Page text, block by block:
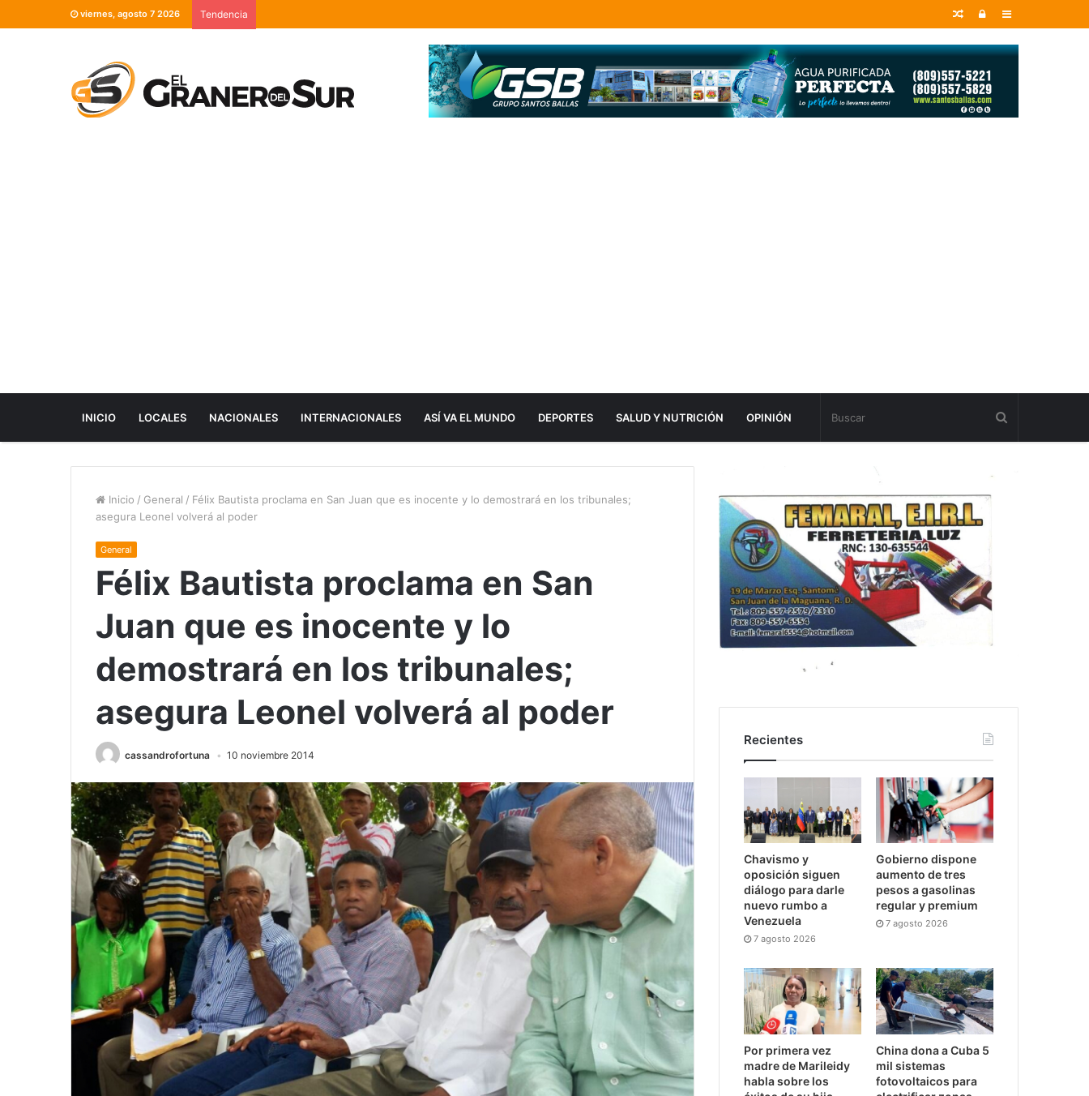
viernes, agosto 7 2026 Tendencia Sidebar
Entrar
Random
INICIO LOCALES NACIONALES INTERNACIONALES ASÍ VA EL MUNDO DEPORTES SALUD Y NUTRICIÓN OPINIÓN
Inicio / General / Félix Bautista proclama en San Juan que es inocente y lo demostrará en los tribunales;
asegura Leonel volverá al poder
General
Félix Bautista proclama en San
Juan que es inocente y lo
demostrará en los tribunales;
asegura Leonel volverá al poder
cassandrofortuna 10 noviembre 2014
Recientes
Chavismo y
oposición siguen
diálogo para darle
nuevo rumbo a
Venezuela
7 agosto 2026
Gobierno dispone
aumento de tres
pesos a gasolinas
regular y premium
7 agosto 2026
Por primera vez
madre de Marileidy
habla sobre los
China dona a Cuba 5
mil sistemas
fotovoltaicos para